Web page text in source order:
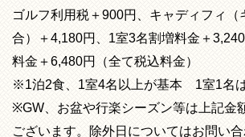
ゴルフ利用税＋900円、キャディフィ（
合）＋4,180円、1室3名割増料金＋
料金＋6,480円（全て税込料金）
※1泊2食、1室4名以上が基本 1室1名
※GW、お盆や行楽シーズン等は上記金
ございます。除外日についてはお問い合